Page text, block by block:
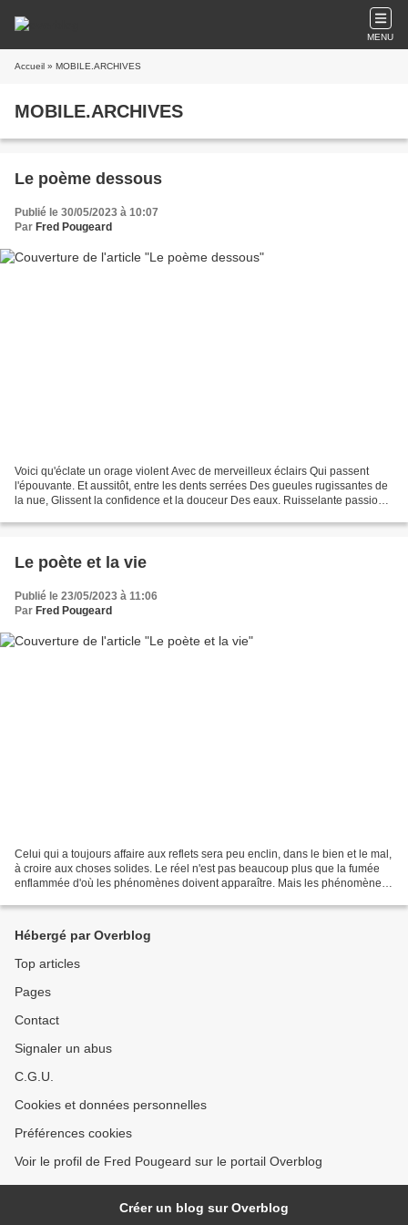
MENU
Accueil » MOBILE.ARCHIVES
MOBILE.ARCHIVES
Le poème dessous
Publié le 30/05/2023 à 10:07
Par Fred Pougeard
Voici qu'éclate un orage violent Avec de merveilleux éclairs Qui passent
l'épouvante. Et aussitôt, entre les dents serrées Des gueules rugissantes de
la nue, Glissent la confidence et la douceur Des eaux. Ruisselante passion.
Le poète et la vie
Publié le 23/05/2023 à 11:06
Par Fred Pougeard
Celui qui a toujours affaire aux reflets sera peu enclin, dans le bien et le mal,
à croire aux choses solides. Le réel n'est pas beaucoup plus que la fumée
enflammée d'où les phénomènes doivent apparaître. Mais les phénomènes
Hébergé par Overblog
Top articles
Pages
Contact
Signaler un abus
C.G.U.
Cookies et données personnelles
Préférences cookies
Voir le profil de Fred Pougeard sur le portail Overblog
Créer un blog sur Overblog